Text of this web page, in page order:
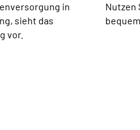
in
sieht das
vor.
Nutzen